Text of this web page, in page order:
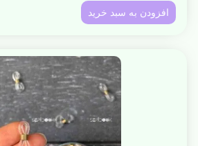
افزودن به سبد خرید